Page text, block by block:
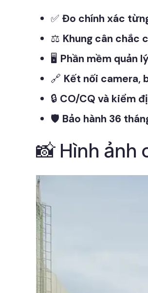
✅ Đo chính xác
⚖️ Khung cân chắc
🖥️ Phần mềm quản
🔗 Kết nối camera,
🔒 CO/CQ và kiểm
🛡️ Bảo hành 36
📸 Hình ảnh